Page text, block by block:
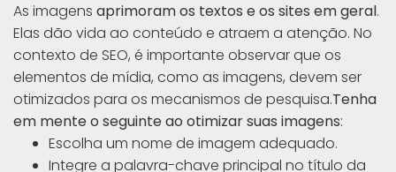
As imagens aprimoram os textos e os sites em geral.
Elas dão vida ao conteúdo e atraem a atenção. No
contexto de SEO, é importante observar que os
elementos de mídia, como as imagens, devem ser
otimizados para os mecanismos de pesquisa.Tenha
em mente o seguinte ao otimizar suas imagens:
Escolha um nome de imagem adequado.
Integre a palavra-chave principal no título da